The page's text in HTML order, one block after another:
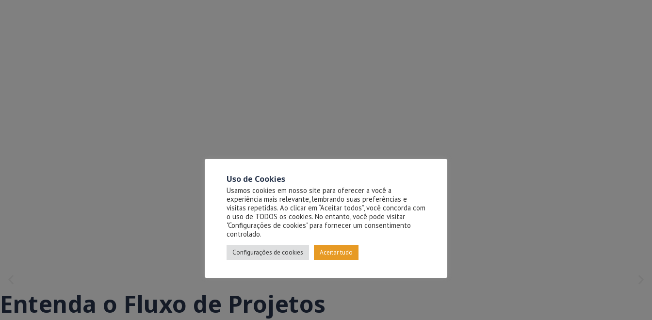
Entenda o Fluxo de Projetos
Uso de Cookies
Usamos cookies em nosso site para oferecer a você a
experiência mais relevante, lembrando suas preferências e
visitas repetidas. Ao clicar em “Aceitar todos”, você concorda com
o uso de TODOS os cookies. No entanto, você pode visitar
"Configurações de cookies" para fornecer um consentimento
controlado.
Configurações de cookies Aceitar tudo